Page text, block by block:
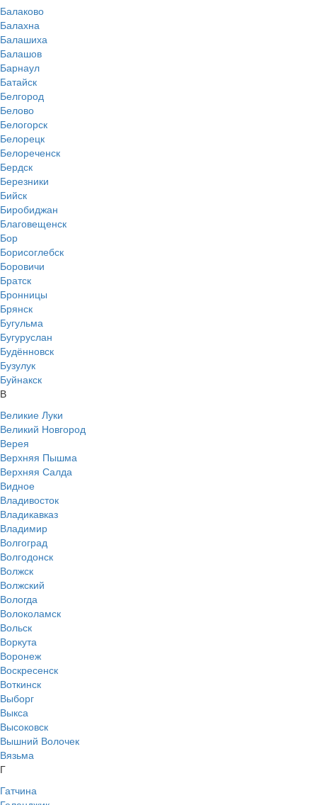
Балаково
Балахна
Балашиха
Балашов
Барнаул
Батайск
Белгород
Белово
Белогорск
Белорецк
Белореченск
Бердск
Березники
Бийск
Биробиджан
Благовещенск
Бор
Борисоглебск
Боровичи
Братск
Бронницы
Брянск
Бугульма
Бугуруслан
Будённовск
Бузулук
Буйнакск
В
Великие Луки
Великий Новгород
Верея
Верхняя Пышма
Верхняя Салда
Видное
Владивосток
Владикавказ
Владимир
Волгоград
Волгодонск
Волжск
Волжский
Вологда
Волоколамск
Вольск
Воркута
Воронеж
Воскресенск
Воткинск
Выборг
Выкса
Высоковск
Вышний Волочек
Вязьма
Г
Гатчина